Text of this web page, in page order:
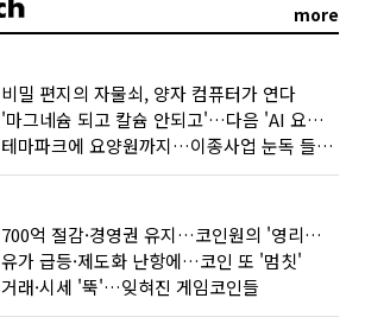
more
비밀 편지의 자물쇠, 양자 컴퓨터가 연다
'마그네슘 되고 칼슘 안되고'…다음 'AI 요약' 갈 길은
테마파크에 요양원까지…이종사업 눈독 들이는 게임사
700억 절감·경영권 유지…코인원의 '영리한 딜'
유가 급등·제도화 난항에…코인 또 '멈칫'
거래·시세 '뚝'…잊혀진 게임코인들